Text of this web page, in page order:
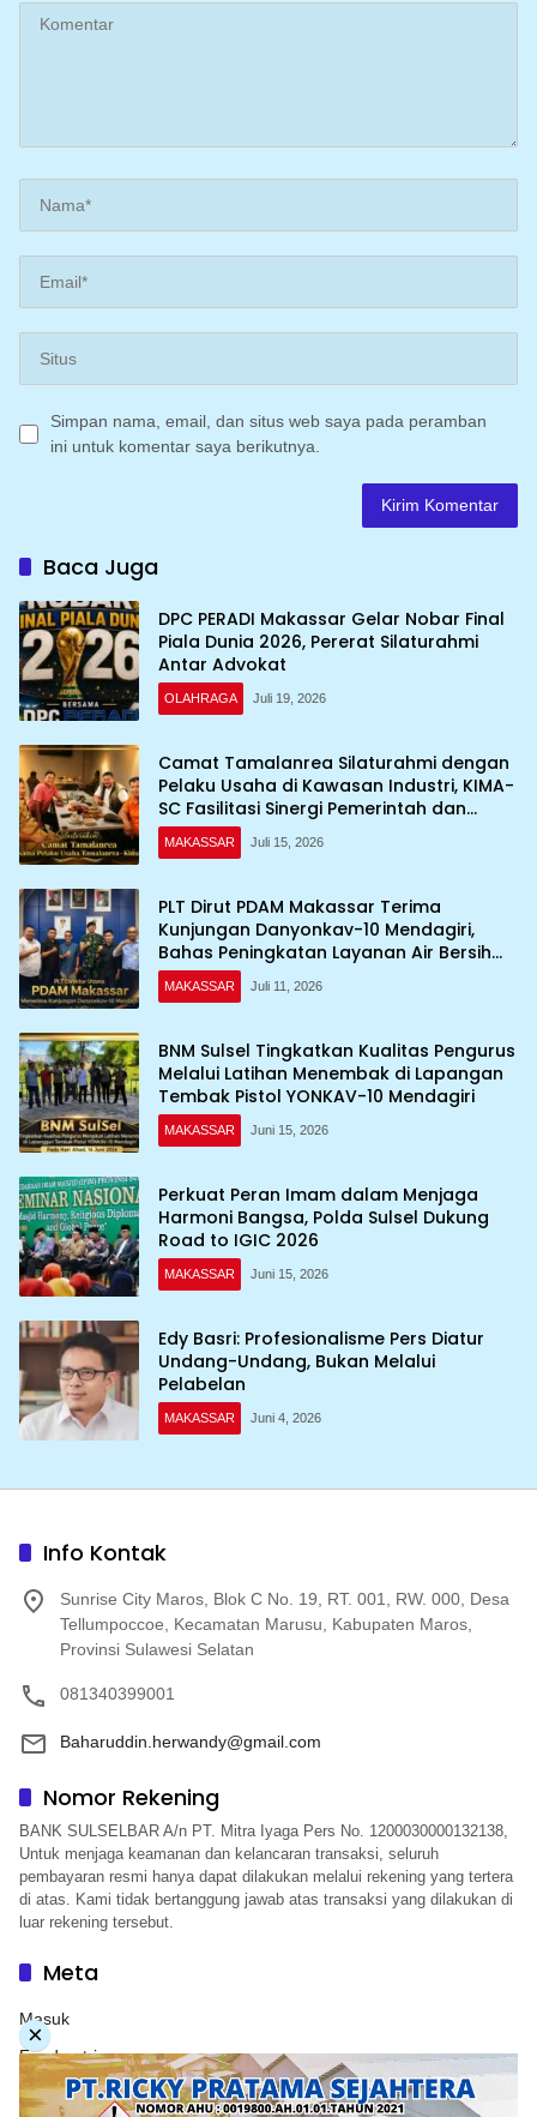
Simpan nama, email, dan situs web saya pada peramban
ini untuk komentar saya berikutnya.
Baca Juga
DPC PERADI Makassar Gelar Nobar Final
Piala Dunia 2026, Pererat Silaturahmi
Antar Advokat
OLAHRAGA Juli 19, 2026
Camat Tamalanrea Silaturahmi dengan
Pelaku Usaha di Kawasan Industri, KIMA-
SC Fasilitasi Sinergi Pemerintah dan
Dunia Usaha
MAKASSAR Juli 15, 2026
PLT Dirut PDAM Makassar Terima
Kunjungan Danyonkav-10 Mendagiri,
Bahas Peningkatan Layanan Air Bersih
Asrama
MAKASSAR Juli 11, 2026
BNM Sulsel Tingkatkan Kualitas Pengurus
Melalui Latihan Menembak di Lapangan
Tembak Pistol YONKAV-10 Mendagiri
MAKASSAR Juni 15, 2026
Perkuat Peran Imam dalam Menjaga
Harmoni Bangsa, Polda Sulsel Dukung
Road to IGIC 2026
MAKASSAR Juni 15, 2026
Edy Basri: Profesionalisme Pers Diatur
Undang-Undang, Bukan Melalui
Pelabelan
MAKASSAR Juni 4, 2026
Info Kontak
Sunrise City Maros, Blok C No. 19, RT. 001, RW. 000, Desa
Tellumpoccoe, Kecamatan Marusu, Kabupaten Maros,
Provinsi Sulawesi Selatan
081340399001
Baharuddin.herwandy@gmail.com
Nomor Rekening
BANK SULSELBAR A/n PT. Mitra Iyaga Pers No. 1200030000132138,
Untuk menjaga keamanan dan kelancaran transaksi, seluruh
pembayaran resmi hanya dapat dilakukan melalui rekening yang tertera
di atas. Kami tidak bertanggung jawab atas transaksi yang dilakukan di
luar rekening tersebut.
Meta
Masuk
Feed entri
Feed komentar
×